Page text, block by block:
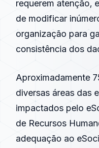
requerem atenção,
de modificar
organização para
consistência dos
Aproximadamente
diversas áreas das
impactados pelo
de Recursos
adequação ao